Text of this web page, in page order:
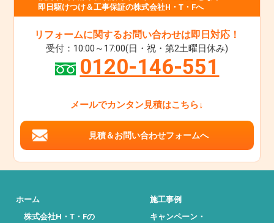
即日駆けつけ＆工事保証の株式会社H・T・Fへ
リフォームに関するお問い合わせは即日対応！
受付：10:00～17:00(日・祝・第2土曜日休み)
0120-146-551
メールでカンタン見積はこちら↓
見積＆お問い合わせフォームへ
ホーム
株式会社H・T・Fの
施工事例
キャンペーン・